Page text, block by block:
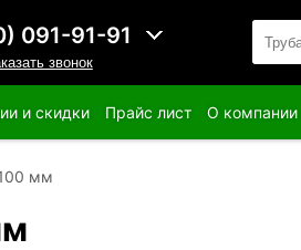
091-91-91
звонок
и скидки Прайс лист О компании
мм